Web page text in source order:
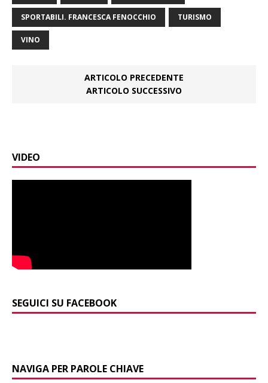
SPORTABILI. FRANCESCA FENOCCHIO TURISMO
VINO
ARTICOLO PRECEDENTE
ARTICOLO SUCCESSIVO
VIDEO
SEGUICI SU FACEBOOK
NAVIGA PER PAROLE CHIAVE